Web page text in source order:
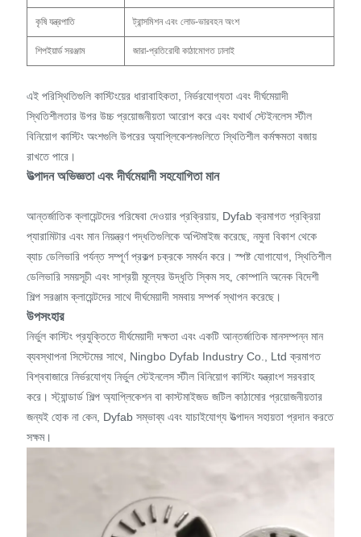
কৃষি যন্ত্রপাতি ট্রান্সমিশন এবং লোড-ভারবহন অংশ
শিপইয়ার্ড সরঞ্জাম জারা-প্রতিরোধী কাঠামোগত ঢালাই
এই পরিস্থিতিগুলি কাস্টিংয়ের ধারাবাহিকতা, নির্ভরযোগ্যতা এবং দীর্ঘমেয়াদী
স্থিতিশীলতার উপর উচ্চ প্রয়োজনীয়তা আরোপ করে এবং যথার্থ স্টেইনলেস স্টীল
বিনিয়োগ কাস্টিং অংশগুলি উপরের অ্যাপ্লিকেশনগুলিতে স্থিতিশীল কর্মক্ষমতা বজায়
রাখতে পারে।
উত্পাদন অভিজ্ঞতা এবং দীর্ঘমেয়াদী সহযোগিতা মান
আন্তর্জাতিক ক্লায়েন্টদের পরিষেবা দেওয়ার প্রক্রিয়ায়, Dyfab ক্রমাগত প্রক্রিয়া
প্যারামিটার এবং মান নিয়ন্ত্রণ পদ্ধতিগুলিকে অপ্টিমাইজ করেছে, নমুনা বিকাশ থেকে
ব্যাচ ডেলিভারি পর্যন্ত সম্পূর্ণ প্রকল্প চক্রকে সমর্থন করে। স্পষ্ট যোগাযোগ, স্থিতিশীল
ডেলিভারি সময়সূচী এবং সাশ্রয়ী মূল্যের উদ্ধৃতি স্কিম সহ, কোম্পানি অনেক বিদেশী
শিল্প সরঞ্জাম ক্লায়েন্টদের সাথে দীর্ঘমেয়াদী সমবায় সম্পর্ক স্থাপন করেছে।
উপসংহার
নির্ভুল কাস্টিং প্রযুক্তিতে দীর্ঘমেয়াদী দক্ষতা এবং একটি আন্তর্জাতিক মানসম্পন্ন মান
ব্যবস্থাপনা সিস্টেমের সাথে, Ningbo Dyfab Industry Co., Ltd ক্রমাগত
বিশ্ববাজারে নির্ভরযোগ্য নির্ভুল স্টেইনলেস স্টীল বিনিয়োগ কাস্টিং যন্ত্রাংশ সরবরাহ
করে। স্ট্যান্ডার্ড শিল্প অ্যাপ্লিকেশন বা কাস্টমাইজড জটিল কাঠামোর প্রয়োজনীয়তার
জন্যই হোক না কেন, Dyfab সম্ভাব্য এবং যাচাইযোগ্য উত্পাদন সহায়তা প্রদান করতে
সক্ষম।